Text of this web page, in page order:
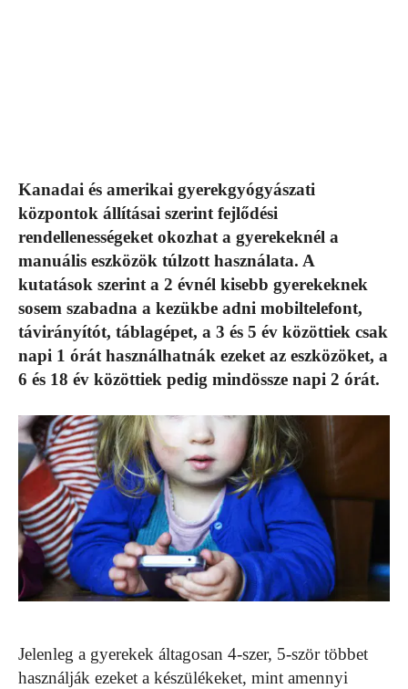
Kanadai és amerikai gyerekgyógyászati
központok állításai szerint fejlődési
rendellenességeket okozhat a gyerekeknél a
manuális eszközök túlzott használata. A
kutatások szerint a 2 évnél kisebb gyerekeknek
sosem szabadna a kezükbe adni mobiltelefont,
távirányítót, táblagépet, a 3 és 5 év közöttiek csak
napi 1 órát használhatnák ezeket az eszközöket, a
6 és 18 év közöttiek pedig mindössze napi 2 órát.
Jelenleg a gyerekek áltagosan 4-szer, 5-ször többet
használják ezeket a készülékeket, mint amennyi